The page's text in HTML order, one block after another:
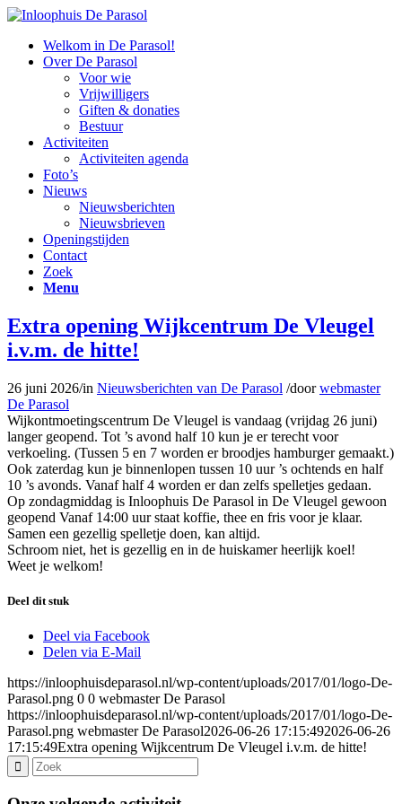
Welkom in De Parasol!
Over De Parasol
Voor wie
Vrijwilligers
Giften & donaties
Bestuur
Activiteiten
Activiteiten agenda
Foto’s
Nieuws
Nieuwsberichten
Nieuwsbrieven
Openingstijden
Contact
Zoek
Menu
Extra opening Wijkcentrum De Vleugel
i.v.m. de hitte!
26 juni 2026/in Nieuwsberichten van De Parasol /doorwebmaster
De Parasol
Wijkontmoetingscentrum De Vleugel is vandaag (vrijdag 26 juni)
langer geopend. Tot ’s avond half 10 kun je er terecht voor
verkoeling. (Tussen 5 en 7 worden er broodjes hamburger gemaakt.)
Ook zaterdag kun je binnenlopen tussen 10 uur ’s ochtends en half
10 ’s avonds. Vanaf half 4 worden er dan zelfs spelletjes gedaan.
Op zondagmiddag is Inloophuis De Parasol in De Vleugel gewoon
geopend Vanaf 14:00 uur staat koffie, thee en fris voor je klaar.
Samen een gezellig spelletje doen, kan altijd.
Schroom niet, het is gezellig en in de huiskamer heerlijk koel!
Weet je welkom!
Deel dit stuk
Deel via Facebook
Delen via E-Mail
https://inloophuisdeparasol.nl/wp-content/uploads/2017/01/logo-De-
Parasol.png 0 0 webmaster De Parasol
https://inloophuisdeparasol.nl/wp-content/uploads/2017/01/logo-De-
Parasol.png webmaster De Parasol2026-06-26 17:15:492026-06-26
17:15:49Extra opening Wijkcentrum De Vleugel i.v.m. de hitte!